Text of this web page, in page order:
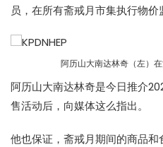
员，在所有斋戒月市集执行物价
阿历山大南达林奇（左）
阿历山大南达林奇是今日推介
售活动后，向媒体这么指出。
他也保证，斋戒月期间的商品